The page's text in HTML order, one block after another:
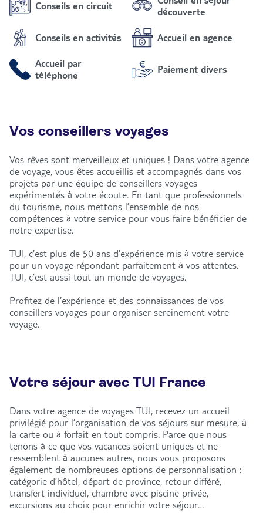
Conseils en circuit
découverte
Conseils en activités Accueil en agence
Accueil par
téléphone
Paiement divers
Vos conseillers voyages
Vos rêves sont merveilleux et uniques ! Dans votre agence
de voyage, vous êtes accueillis et accompagnés dans vos
projets par une équipe de conseillers voyages
expérimentés à votre écoute. En tant que professionnels
du tourisme, nous mettons l’ensemble de nos
compétences à votre service pour vous faire bénéficier de
notre expertise.
TUI, c’est plus de 50 ans d’expérience mis à votre service
pour un voyage répondant parfaitement à vos attentes.
TUI, c’est aussi tout un monde de voyages.
Profitez de l’expérience et des connaissances de vos
conseillers voyages pour organiser sereinement votre
voyage.
Votre séjour avec TUI France
Dans votre agence de voyages TUI, recevez un accueil
privilégié pour l’organisation de vos séjours sur mesure, à
la carte ou à forfait en tout compris. Parce que nous
tenons à ce que vos vacances soient uniques et ne
ressemblent à aucunes autres, nous vous proposons
également de nombreuses options de personnalisation :
catégorie d’hôtel, départ de province, retour différé,
transfert individuel, chambre avec piscine privée,
excursions au choix pour enrichir votre séjour…